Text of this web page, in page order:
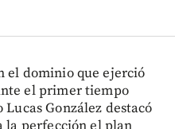
el dominio que ejerció
el primer tiempo
González destacó